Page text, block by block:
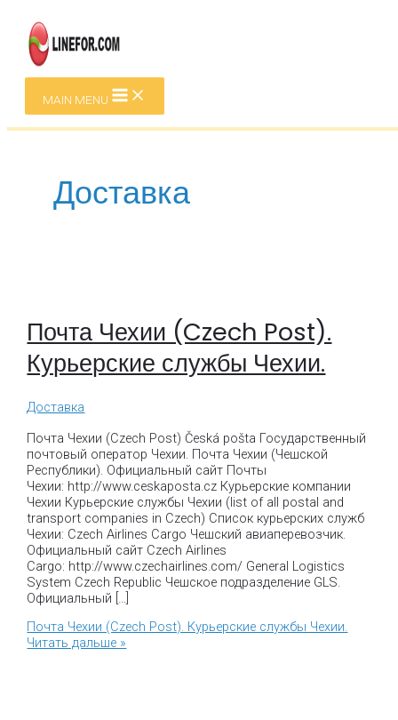
MAIN MENU
Доставка
Почта Чехии (Czech Post).
Курьерские службы Чехии.
Доставка
Почта Чехии (Czech Post) Česká pošta Государственный
почтовый оператор Чехии. Почта Чехии (Чешской
Республики). Официальный сайт Почты
Чехии: http://www.ceskaposta.cz Курьерские компании
Чехии Курьерские службы Чехии (list of all postal and
transport companies in Czech) Список курьерских служб
Чехии: Czech Airlines Cargo Чешский авиаперевозчик.
Официальный сайт Czech Airlines
Cargo: http://www.czechairlines.com/ General Logistics
System Czech Republic Чешское подразделение GLS.
Официальный […]
Почта Чехии (Czech Post). Курьерские службы Чехии.
Читать дальше »